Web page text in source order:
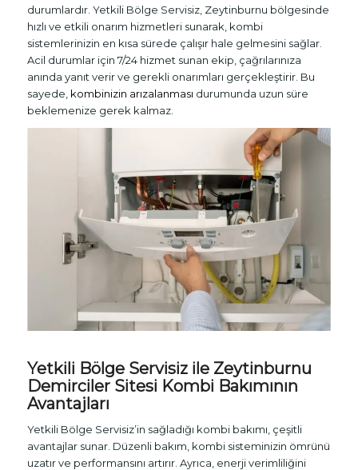
durumlardır. Yetkili Bölge Servisiz, Zeytinburnu bölgesinde
hızlı ve etkili onarım hizmetleri sunarak, kombi
sistemlerinizin en kısa sürede çalışır hale gelmesini sağlar.
Acil durumlar için 7/24 hizmet sunan ekip, çağrılarınıza
anında yanıt verir ve gerekli onarımları gerçekleştirir. Bu
sayede, kombinizin arızalanması durumunda uzun süre
beklemenize gerek kalmaz.
Yetkili Bölge Servisiz ile Zeytinburnu
Demirciler Sitesi Kombi Bakımının
Avantajları
Yetkili Bölge Servisiz’in sağladığı kombi bakımı, çeşitli
avantajlar sunar. Düzenli bakım, kombi sisteminizin ömrünü
uzatır ve performansını artırır. Ayrıca, enerji verimliliğini